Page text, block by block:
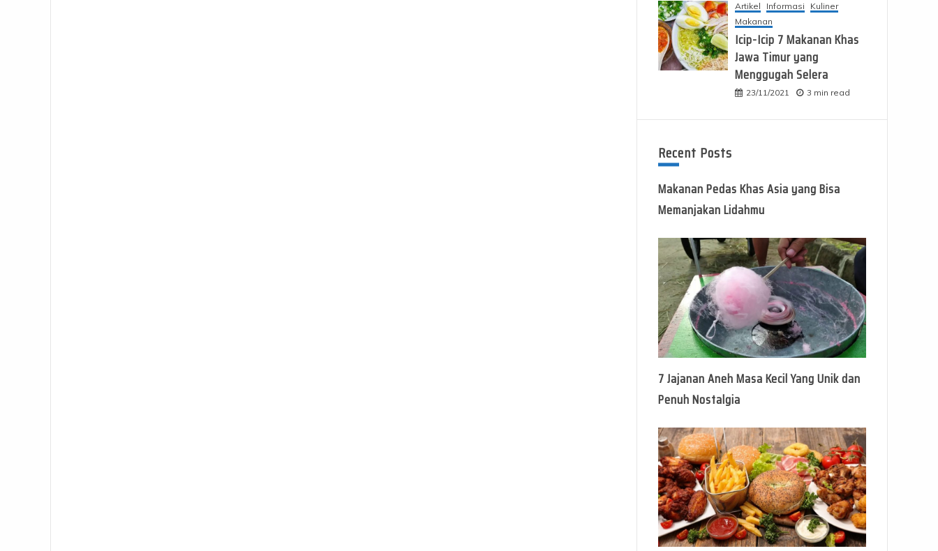
Artikel Informasi
Kuliner
Makanan
Icip-Icip 7 Makanan Khas
Jawa Timur yang
Menggugah Selera
23/11/2021 3 min read
Recent Posts
Makanan Pedas Khas Asia yang Bisa
Memanjakan Lidahmu
7 Jajanan Aneh Masa Kecil Yang Unik dan
Penuh Nostalgia